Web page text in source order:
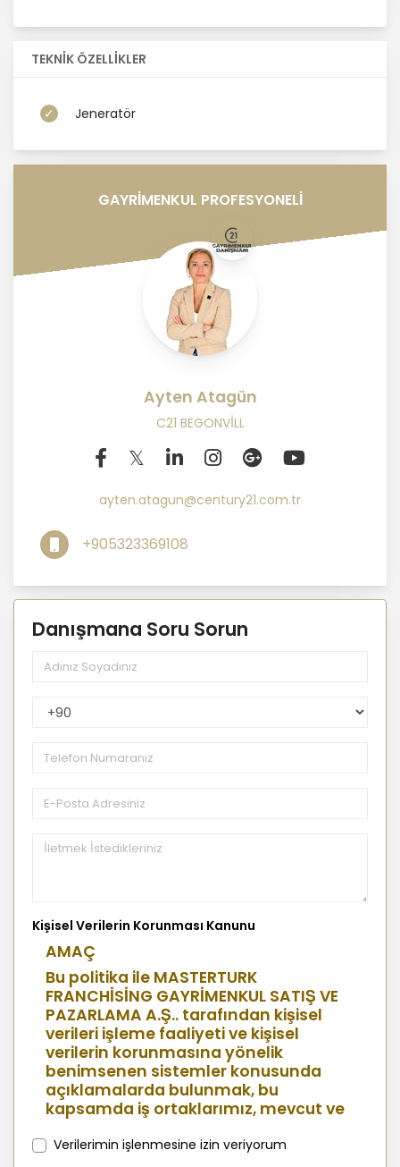
TEKNİK ÖZELLİKLER
Jeneratör
GAYRİMENKUL PROFESYONELİ
Ayten Atagün
C21 BEGONVİLL
ayten.atagun@century21.com.tr
+905323369108
Danışmana Soru Sorun
PhoneNumberCountryPhoneCode
Kişisel Verilerin Korunması Kanunu
AMAÇ
Bu politika ile MASTERTURK
FRANCHİSİNG GAYRİMENKUL SATIŞ VE
PAZARLAMA A.Ş.. tarafından kişisel
verileri işleme faaliyeti ve kişisel
verilerin korunmasına yönelik
benimsenen sistemler konusunda
açıklamalarda bulunmak, bu
kapsamda iş ortaklarımız, mevcut ve
potansiyel müşterilerimiz, şirket
Verilerimin işlenmesine izin veriyorum